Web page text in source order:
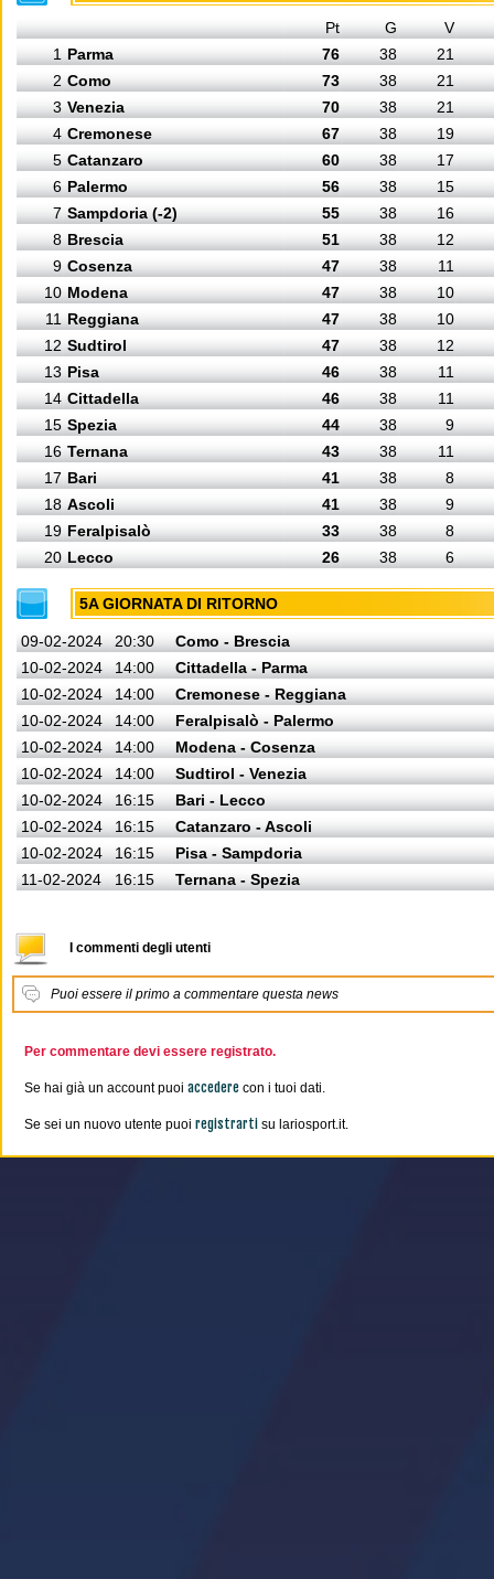
Pt G
V
1 Parma 76 38
21
2 Como 73 38
21
3 Venezia 70 38
21
4 Cremonese 67 38
19
5 Catanzaro 60 38
17
6 Palermo 56 38
15
7 Sampdoria (-2) 55 38
16
8 Brescia 51 38
12
9 Cosenza 47 38
11
10 Modena 47 38
10
11 Reggiana 47 38
10
12 Sudtirol 47 38
12
13 Pisa 46 38
11
14 Cittadella 46 38
11
15 Spezia 44 38
9
16 Ternana 43 38
11
17 Bari 41 38
8
18 Ascoli 41 38
9
19 Feralpisalò 33 38
8
20 Lecco 26 38 6
5A GIORNATA DI RITORNO
09-02-2024 20:30
Como - Brescia
10-02-2024
14:00
Cittadella - Parma
10-02-2024
14:00
Cremonese - Reggiana
10-02-2024
14:00
Feralpisalò - Palermo
10-02-2024
14:00
Modena - Cosenza
10-02-2024
14:00
Sudtirol - Venezia
10-02-2024
16:15
Bari - Lecco
10-02-2024
16:15
Catanzaro - Ascoli
10-02-2024
16:15
Pisa - Sampdoria
11-02-2024
16:15 Ternana - Spezia
I commenti degli utenti
Puoi essere il primo a commentare questa news
Per commentare devi essere registrato.
Se hai già un account puoi accedere con i tuoi dati.
Se sei un nuovo utente puoi registrarti su lariosport.it.